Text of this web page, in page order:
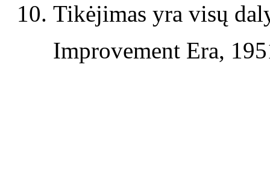
Tikėjimas yra visų
Improvement Era,